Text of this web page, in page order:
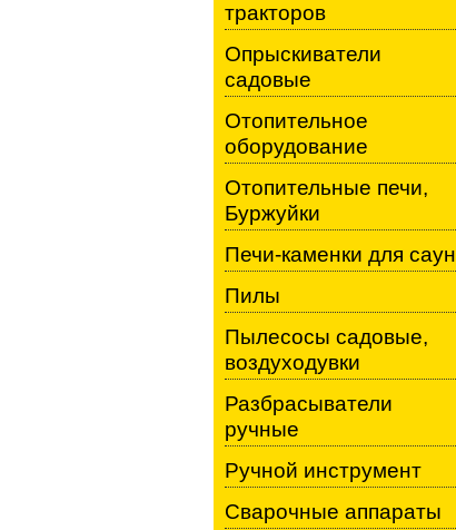
тракторов
Опрыскиватели
садовые
Отопительное
оборудование
Отопительные печи,
Буржуйки
Печи-каменки для саун
Пилы
Пылесосы садовые,
воздуходувки
Разбрасыватели
ручные
Ручной инструмент
Сварочные аппараты